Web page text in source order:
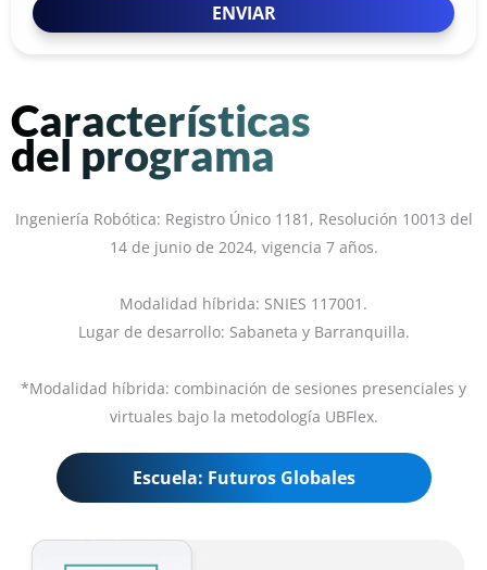
ENVIAR
Características
del programa
Ingeniería Robótica: Registro Único 1181, Resolución 10013 del
14 de junio de 2024, vigencia 7 años.
Modalidad híbrida: SNIES 117001.
Lugar de desarrollo: Sabaneta y Barranquilla.
*Modalidad híbrida: combinación de sesiones presenciales y
virtuales bajo la metodología UBFlex.
Escuela: Futuros Globales